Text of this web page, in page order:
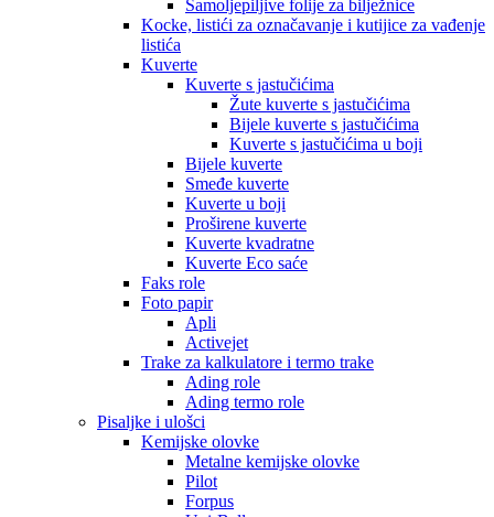
Samoljepiljive folije za bilježnice
Kocke, listići za označavanje i kutijice za vađenje
listića
Kuverte
Kuverte s jastučićima
Žute kuverte s jastučićima
Bijele kuverte s jastučićima
Kuverte s jastučićima u boji
Bijele kuverte
Smeđe kuverte
Kuverte u boji
Proširene kuverte
Kuverte kvadratne
Kuverte Eco saće
Faks role
Foto papir
Apli
Activejet
Trake za kalkulatore i termo trake
Ading role
Ading termo role
Pisaljke i ulošci
Kemijske olovke
Metalne kemijske olovke
Pilot
Forpus